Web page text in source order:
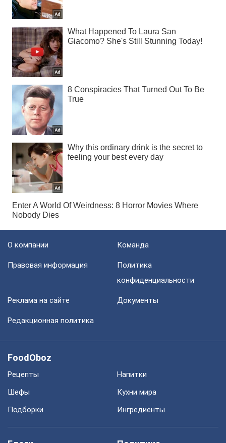
О компании Команда
Правовая информация
Политика
конфиденциальности
Реклама на сайте Документы
Редакционная политика
FoodOboz
Рецепты
Напитки
Шефы
Кухни мира
Подборки
Ингредиенты